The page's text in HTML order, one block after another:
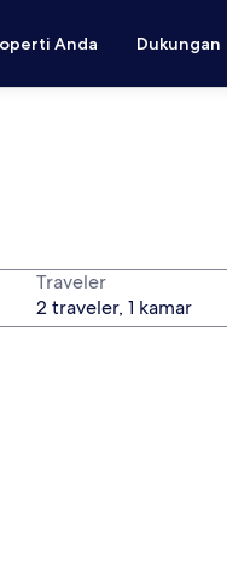
Anda Dukungan
Traveler